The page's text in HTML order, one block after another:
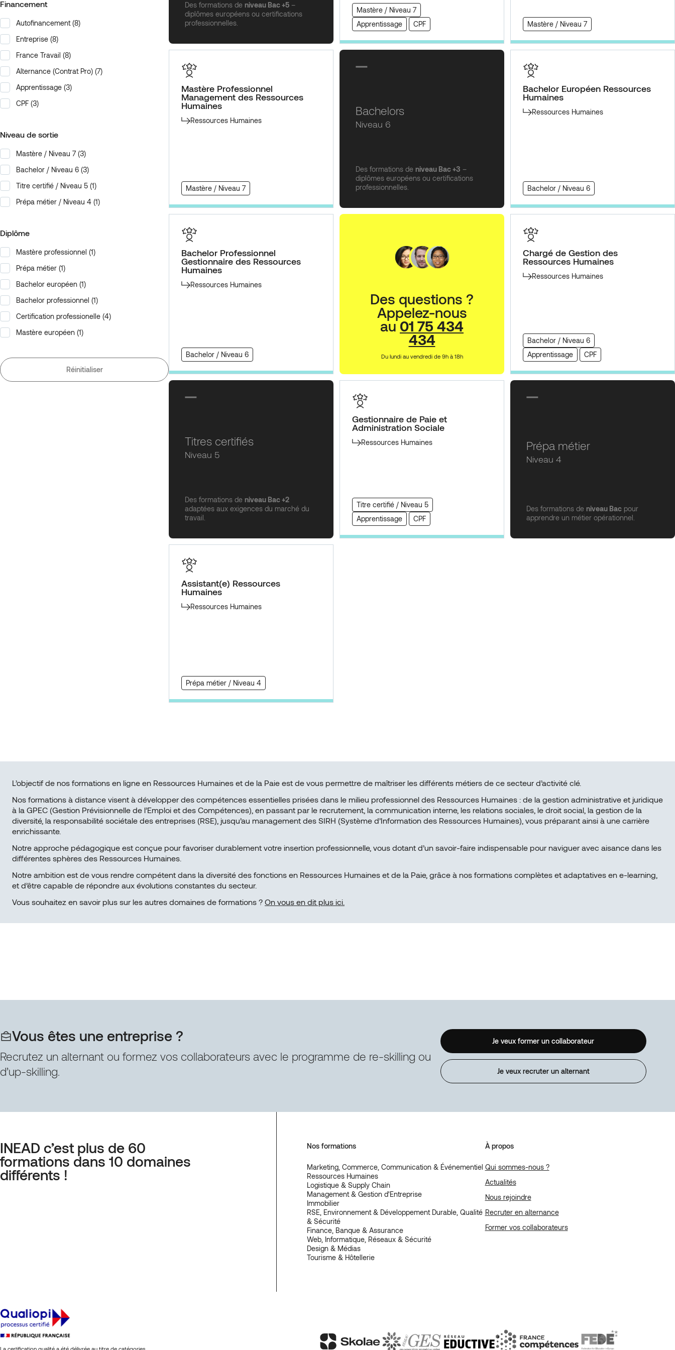
Financement
Financement
Autofinancement(8)
Entreprise (8)
France Travail (8)
Alternance (Contrat Pro) (7)
Apprentissage (3)
CPF (3)
Niveau de sortie
Niveau de sortie
Mastère / Niveau 7 (3)
Bachelor / Niveau 6 (3)
Titre certifié / Niveau 5 (1)
Prépa métier / Niveau 4 (1)
Diplôme
DiplômeMastère professionnel (1)
Prépa métier (1)
Bachelor européen (1)
Bachelor professionnel (1)
Certification professionelle (4)
Mastère européen (1)
Réinitialiser
Des formations de niveau Bac +5 –
diplômes européens ou certifications
professionnelles.
Mastère / Niveau 7
Apprentissage
CPF Mastère / Niveau 7
Mastère Professionnel
Management des Ressources
Humaines
Ressources Humaines
Mastère / Niveau 7
Bachelors
Niveau 6
Des formations de niveau Bac +3 –
diplômes européens ou certifications
professionnelles.
Bachelor Européen Ressources
Humaines
Ressources Humaines
Bachelor / Niveau 6
Bachelor Professionnel
Gestionnaire des Ressources
Humaines
Ressources Humaines
Bachelor / Niveau 6
Des questions ?
Appelez-nous
au01 75 434
434
Du lundi au vendredi de 9h à 18h
Chargé de Gestion des
Ressources Humaines
Ressources Humaines
Bachelor / Niveau 6
Apprentissage
CPF
Titres certifiés
Niveau 5
Des formations de niveau Bac +2
adaptées aux exigences du marché du
travail.
Gestionnaire de Paie et
Administration Sociale
Ressources Humaines
Titre certifié / Niveau 5
Apprentissage
CPF
Prépa métier
Niveau 4
Des formations de niveau Bac pour
apprendre un métier opérationnel.
Assistant(e) Ressources
Humaines
Ressources Humaines
Prépa métier / Niveau 4
L’objectif de nos formations en ligne en Ressources Humaines et de la Paie est de vous permettre de maîtriser les différents métiers de ce secteur d’activité clé.
Nos formations à distance visent à développer des compétences essentielles prisées dans le milieu professionnel des Ressources Humaines : de la gestion administrative et juridique
à la GPEC (Gestion Prévisionnelle de l’Emploi et des Compétences), en passant par le recrutement, la communication interne, les relations sociales, le droit social, la gestion de la
diversité, la responsabilité sociétale des entreprises (RSE), jusqu’au management des SIRH (Système d’Information des Ressources Humaines), vous préparant ainsi à une carrière
enrichissante.
Notre approche pédagogique est conçue pour favoriser durablement votre insertion professionnelle, vous dotant d’un savoir-faire indispensable pour naviguer avec aisance dans les
différentes sphères des Ressources Humaines.
Notre ambition est de vous rendre compétent dans la diversité des fonctions en Ressources Humaines et de la Paie, grâce à nos formations complètes et adaptatives en e-learning,
et d’être capable de répondre aux évolutions constantes du secteur.
Vous souhaitez en savoir plus sur les autres domaines de formations ? On vous en dit plus ici.
Vous êtes une entreprise ?
Recrutez un alternant ou formez vos collaborateurs avec le programme de re-skilling ou
d’up-skilling.
Je veux former un collaborateur
Je veux recruter un alternant
INEAD c’est plus de 60
formations dans 10 domaines
différents !
Nos formations
Marketing, Commerce, Communication & Événementiel
Ressources Humaines
Logistique & Supply Chain
Management & Gestion d'Entreprise
Immobilier
RSE, Environnement & Développement Durable, Qualité
& Sécurité
Finance, Banque & Assurance
Web, Informatique, Réseaux & Sécurité
Design & Médias
Tourisme & Hôtellerie
À propos
Qui sommes-nous ?
Actualités
Nous rejoindre
Recruter en alternance
Former vos collaborateurs
La certification qualité a été délivrée au titre de catégories